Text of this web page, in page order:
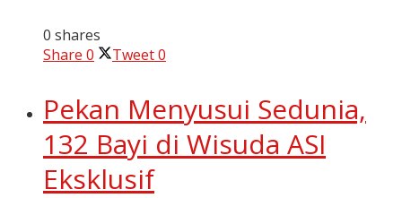
0 shares
Share 0 Tweet0
Pekan Menyusui Sedunia,
132 Bayi di Wisuda ASI
Eksklusif